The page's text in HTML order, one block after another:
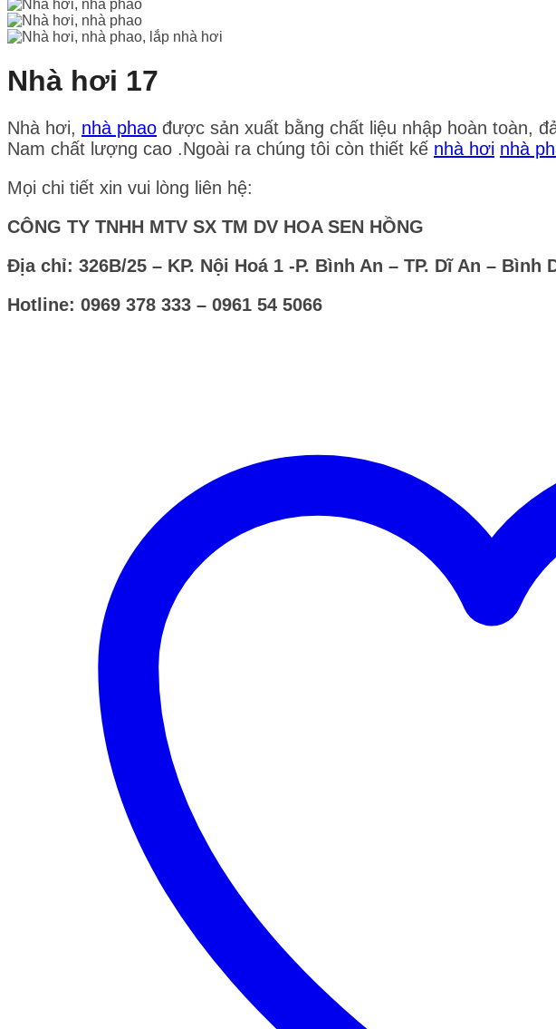
Nhà hơi 17
Nhà hơi, nhà phao được sản xuất bằng chất liệu nhập hoàn toàn,
Nam chất lượng cao .Ngoài ra chúng tôi còn thiết kế nhà hơi nhà
Mọi chi tiết xin vui lòng liên hệ:
CÔNG TY TNHH MTV SX TM DV HOA SEN HỒNG
Địa chỉ: 326B/25 – KP. Nội Hoá 1 -P. Bình An – TP. Dĩ An – Bình
Hotline: 0969 378 333 – 0961 54 5066